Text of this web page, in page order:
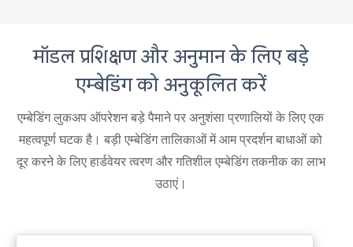
मॉडल प्रशिक्षण और अनुमान के लिए बड़े
एम्बेडिंग को अनुकूलित करें
एम्बेडिंग लुकअप ऑपरेशन बड़े पैमाने पर अनुशंसा प्रणालियों के लिए एक
महत्वपूर्ण घटक है। बड़ी एम्बेडिंग तालिकाओं में आम प्रदर्शन बाधाओं को
दूर करने के लिए हार्डवेयर त्वरण और गतिशील एम्बेडिंग तकनीक का लाभ
उठाएं।